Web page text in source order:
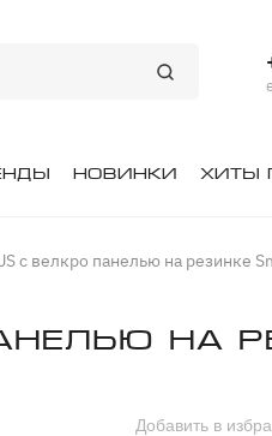
Новинки Хиты
с велкро панелью на резинке
на
Добавить в